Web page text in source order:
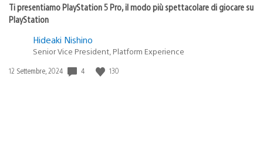
Ti presentiamo PlayStation 5 Pro, il modo più spettacolare di giocare su
PlayStation
Hideaki Nishino
Senior Vice President, Platform Experience
Data
12 Settembre, 2024 4 130